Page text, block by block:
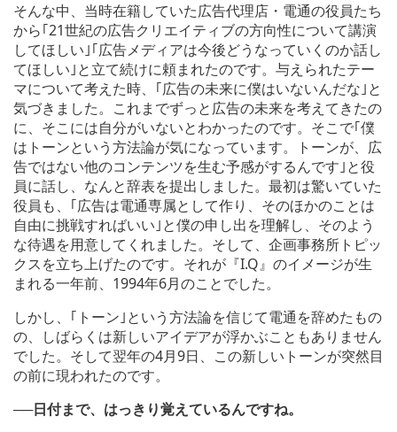
そんな中、当時在籍していた広告代理店・電通の役員たち
から｢21世紀の広告クリエイティブの方向性について講演
してほしい｣｢広告メディアは今後どうなっていくのか話し
てほしい｣と立て続けに頼まれたのです。与えられたテー
マについて考えた時、｢広告の未来に僕はいないんだな｣と
気づきました。これまでずっと広告の未来を考えてきたの
に、そこには自分がいないとわかったのです。そこで｢僕
はトーンという方法論が気になっています。トーンが、広
告ではない他のコンテンツを生む予感がするんです｣と役
員に話し、なんと辞表を提出しました。最初は驚いていた
役員も、｢広告は電通専属として作り、そのほかのことは
自由に挑戦すればいい｣と僕の申し出を理解し、そのよう
な待遇を用意してくれました。そして、企画事務所トピッ
クスを立ち上げたのです。それが『I.Q』のイメージが生
まれる一年前、1994年6月のことでした。
しかし、｢トーン｣という方法論を信じて電通を辞めたもの
の、しばらくは新しいアイデアが浮かぶこともありません
でした。そして翌年の4月9日、この新しいトーンが突然目
の前に現われたのです。
──日付まで、はっきり覚えているんですね。